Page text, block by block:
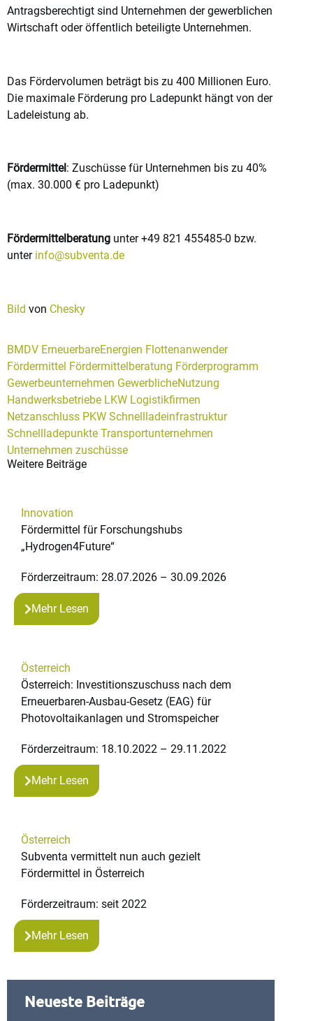
Antragsberechtigt sind Unternehmen der gewerblichen
Wirtschaft oder öffentlich beteiligte Unternehmen.
Das Fördervolumen beträgt bis zu 400 Millionen Euro.
Die maximale Förderung pro Ladepunkt hängt von der
Ladeleistung ab.
Fördermittel : Zuschüsse für Unternehmen bis zu 40%
(max. 30.000 € pro Ladepunkt)
Fördermittelberatung unter +49 821 455485-0 bzw.
unter info@subventa.de
Bild von Chesky
BMDV ErneuerbareEnergien Flottenanwender
Fördermittel Fördermittelberatung Förderprogramm
Gewerbeunternehmen GewerblicheNutzung
Handwerksbetriebe LKW Logistikfirmen
Netzanschluss PKW Schnellladeinfrastruktur
Schnellladepunkte Transportunternehmen
Unternehmen zuschüsse
Weitere Beiträge
Innovation
Fördermittel für Forschungshubs
„Hydrogen4Future“
Förderzeitraum: 28.07.2026 – 30.09.2026
Mehr Lesen
Österreich
Österreich: Investitionszuschuss nach dem
Erneuerbaren-Ausbau-Gesetz (EAG) für
Photovoltaikanlagen und Stromspeicher
Förderzeitraum: 18.10.2022 – 29.11.2022
Mehr Lesen
Österreich
Subventa vermittelt nun auch gezielt
Fördermittel in Österreich
Förderzeitraum: seit 2022
Mehr Lesen
Neueste Beiträge